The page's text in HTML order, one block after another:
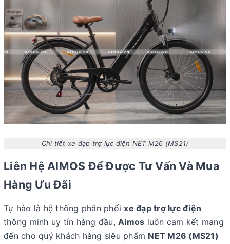
Chi tiết xe đạp trợ lực điện NET M26 (MS21)
Liên Hệ AIMOS Để Được Tư Vấn Và Mua
Hàng Ưu Đãi
Tự hào là hệ thống phân phốixe đạp trợ lực điện
thông minh uy tín hàng đầu, Aimos luôn cam kết mang
đến cho quý khách hàng siêu phẩm NET M26 (MS21)